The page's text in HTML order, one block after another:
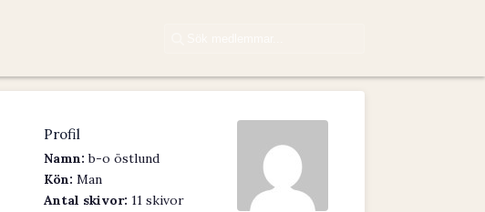
Profil
Namn: b-o östlund
Kön: Man
Antal skivor: 11 skivor